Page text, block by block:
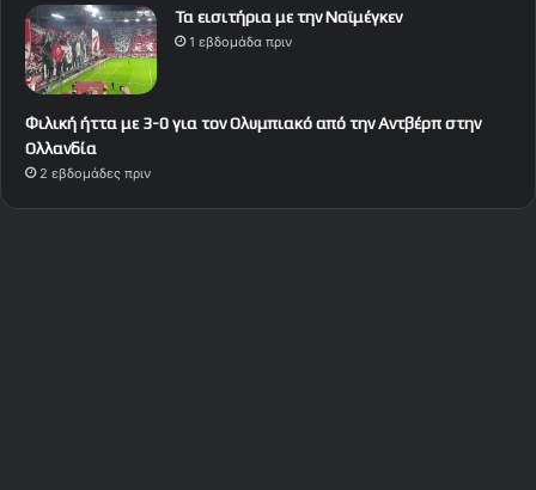
Τα εισιτήρια με την Ναϊμέγκεν
1 εβδομάδα πριν
Φιλική ήττα με 3-0 για τον Ολυμπιακό από την Αντβέρπ στην
Ολλανδία
2 εβδομάδες πριν